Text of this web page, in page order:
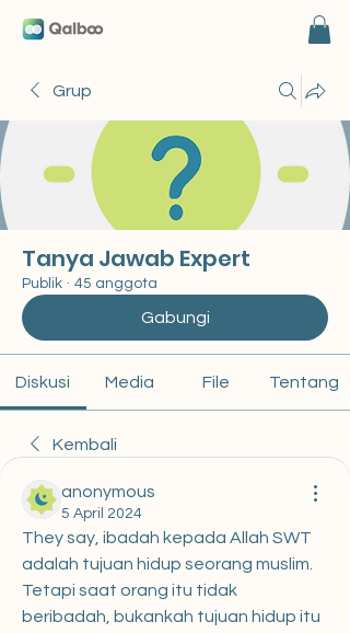
Grup
Tanya Jawab Expert
Publik · 45 anggota
Gabungi
Diskusi Media File Tentang
Kembali
anonymous
5 April 2024
They say, ibadah kepada Allah SWT
adalah tujuan hidup seorang muslim.
Tetapi saat orang itu tidak
beribadah, bukankah tujuan hidup itu